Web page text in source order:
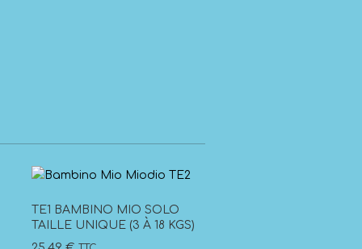
TE1 BAMBINO MIO SOLO
TAILLE UNIQUE (3 À 18 KGS)